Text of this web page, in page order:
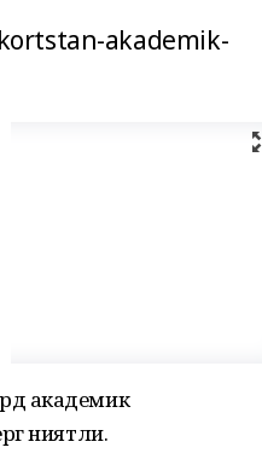
akademik-
академик
ниятли.